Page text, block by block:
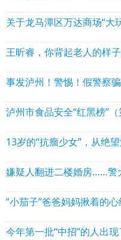
关于龙马潭区万达商场“大
王昕睿，你背起老人的样子
事发泸州！警惕！假警察
泸州市食品安全“红黑榜”（
13岁的“抗瘤少女”，从绝
嫌疑人翻进二楼婚房……警
“小茄子”爸爸妈妈揪着的心